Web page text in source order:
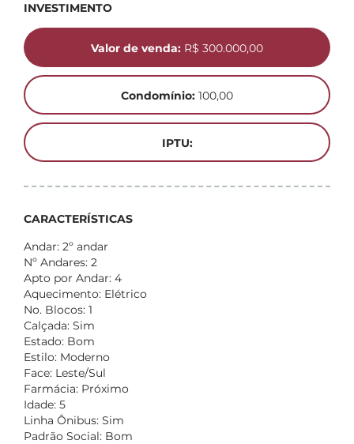
INVESTIMENTO
Valor de venda: R$ 300.000,00
Condomínio: 100,00
IPTU:
CARACTERÍSTICAS
Andar: 2º andar
Nº Andares: 2
Apto por Andar: 4
Aquecimento: Elétrico
No. Blocos: 1
Calçada: Sim
Estado: Bom
Estilo: Moderno
Face: Leste/Sul
Farmácia: Próximo
Idade: 5
Linha Ônibus: Sim
Padrão Social: Bom